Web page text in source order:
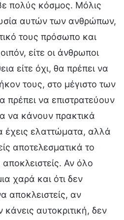
πολύς κόσμος. Μόλις
αυτών των ανθρώπων,
τους πρόσωπο και
είτε οι άνθρωποι
είτε όχι, θα πρέπει να
τους, στο μέγιστο των
πρέπει να επιστρατεύουν
να κάνουν πρακτικά
έχεις ελαττώματα, αλλά
αποτελεσματικά το
Αν όλο
χαρά και ότι δεν
αποκλειστείς, αν
αυτοκριτική, δεν